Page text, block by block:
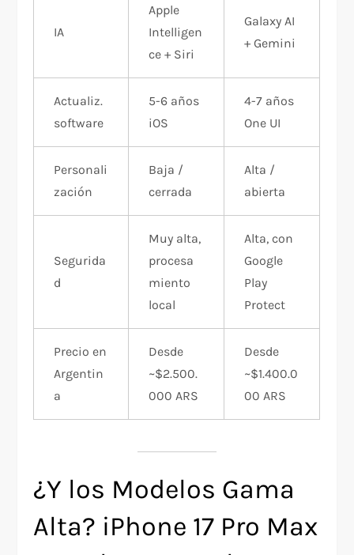
IA
Apple
Intelligen
ce + Siri
Galaxy AI
+ Gemini
Actualiz.
software
5-6 años
iOS
4-7 años
One UI
Personali
zación
Baja /
cerrada
Alta /
abierta
Segurida
d
Muy alta,
procesa
miento
local
Alta, con
Google
Play
Protect
Precio en
Argentin
a
Desde
~$2.500.
000 ARS
Desde
~$1.400.0
00 ARS
¿Y los Modelos Gama
Alta? iPhone 17 Pro Max